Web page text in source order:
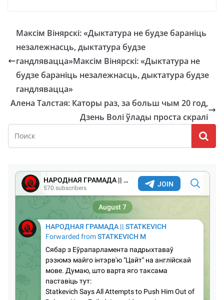
Максім Вінярскі: «Дыктатура не будзе бараніць
незалежнасць, дыктатура будзе
гандлявацца»Максім Вінярскі: «Дыктатура не
будзе бараніць незалежнасць, дыктатура будзе
гандлявацца»
Алена Талстая: Каторы раз, за больш чым 20 год,
Дзень Волі ўлады проста скралі